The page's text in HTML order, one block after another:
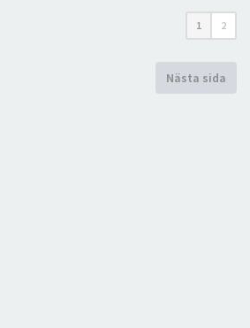
1 2
Nästa sida